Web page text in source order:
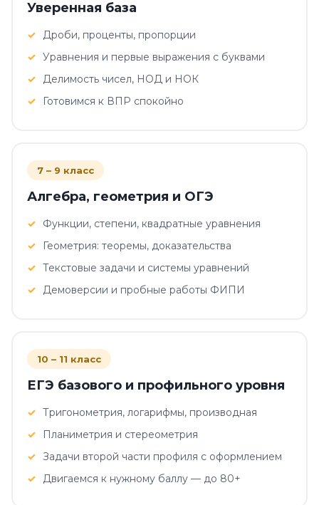
Уверенная база
Дроби, проценты, пропорции
Уравнения и первые выражения с буквами
Делимость чисел, НОД и НОК
Готовимся к ВПР спокойно
7 – 9 класс
Алгебра, геометрия и ОГЭ
Функции, степени, квадратные уравнения
Геометрия: теоремы, доказательства
Текстовые задачи и системы уравнений
Демоверсии и пробные работы ФИПИ
10 – 11 класс
ЕГЭ базового и профильного уровня
Тригонометрия, логарифмы, производная
Планиметрия и стереометрия
Задачи второй части профиля с оформлением
Двигаемся к нужному баллу — до 80+